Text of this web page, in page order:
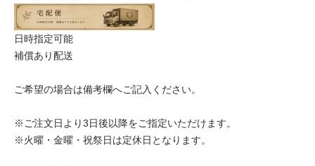
日時指定可能
補償あり配送
ご希望の場合は備考欄へご記入ください。
※ご注文日より3日後以降をご指定いただけます。
※火曜・金曜・祝祭日は定休日となります。